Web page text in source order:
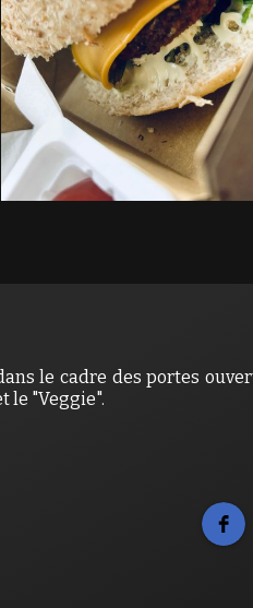
le cadre des portes
le "Veggie".